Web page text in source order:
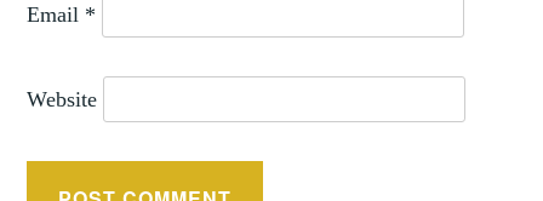
Email *
Website